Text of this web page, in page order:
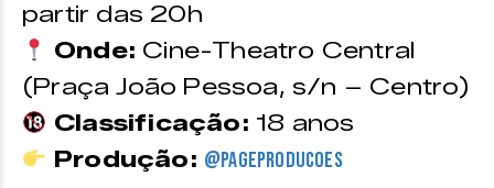
partir das 20h
Onde: Cine-Theatro Central
(Praça João Pessoa, s/n – Centro)
Classificação: 18 anos
Produção: @pageproducoes